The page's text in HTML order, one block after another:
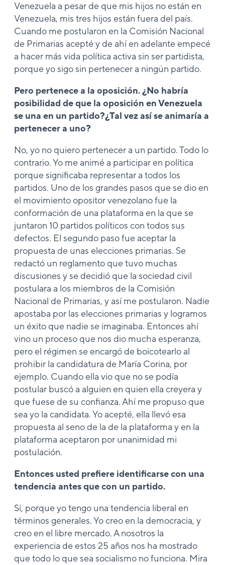
Venezuela a pesar de que mis hijos no están en
Venezuela, mis tres hijos están fuera del país.
Cuando me postularon en la Comisión Nacional
de Primarias acepté y de ahí en adelante empecé
a hacer más vida política activa sin ser partidista,
porque yo sigo sin pertenecer a ningún partido.
Pero pertenece a la oposición. ¿No habría
posibilidad de que la oposición en Venezuela
se una en un partido?¿Tal vez así se animaría a
pertenecer a uno?
No, yo no quiero pertenecer a un partido. Todo lo
contrario. Yo me animé a participar en política
porque significaba representar a todos los
partidos. Uno de los grandes pasos que se dio en
el movimiento opositor venezolano fue la
conformación de una plataforma en la que se
juntaron 10 partidos políticos con todos sus
defectos. El segundo paso fue aceptar la
propuesta de unas elecciones primarias. Se
redactó un reglamento que tuvo muchas
discusiones y se decidió que la sociedad civil
postulara a los miembros de la Comisión
Nacional de Primarias, y así me postularon. Nadie
apostaba por las elecciones primarias y logramos
un éxito que nadie se imaginaba. Entonces ahí
vino un proceso que nos dio mucha esperanza,
pero el régimen se encargó de boicotearlo al
prohibir la candidatura de María Corina, por
ejemplo. Cuando ella vio que no se podía
postular buscó a alguien en quien ella creyera y
que fuese de su confianza. Ahí me propuso que
sea yo la candidata. Yo acepté, ella llevó esa
propuesta al seno de la de la plataforma y en la
plataforma aceptaron por unanimidad mi
postulación.
Entonces usted prefiere identificarse con una
tendencia antes que con un partido.
Sí, porque yo tengo una tendencia liberal en
términos generales. Yo creo en la democracia, y
creo en el libre mercado. A nosotros la
experiencia de estos 25 años nos ha mostrado
que todo lo que sea socialismo no funciona. Mira